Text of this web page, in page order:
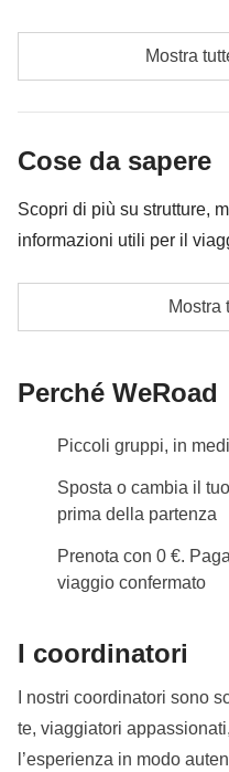
essere necessario
caso verrà restituita la
Gli ingressi alle
visiteremo ed
Le attività ed extra
concordato di fare e
coordinatore. Le
condizioni; WeRoad
assume
Mostra
Cose da sapere
Scopri di più su strutture,
informazioni utili per il
Alloggeremo in
Minivan privato con
per raggiungere la
Requisiti d'ingresso
Per entrare inGeorgia:
necessario essere in
assicurazione
tale assicurazione
e per eventuali
Mostra
Perché WeRoad
Piccoli gruppi, in
Sposta o cambia il
prima della partenza
Prenota con 0 €.
viaggio confermato
I coordinatori
I nostri coordinatori sono
te, viaggiatori
l’esperienza in modo